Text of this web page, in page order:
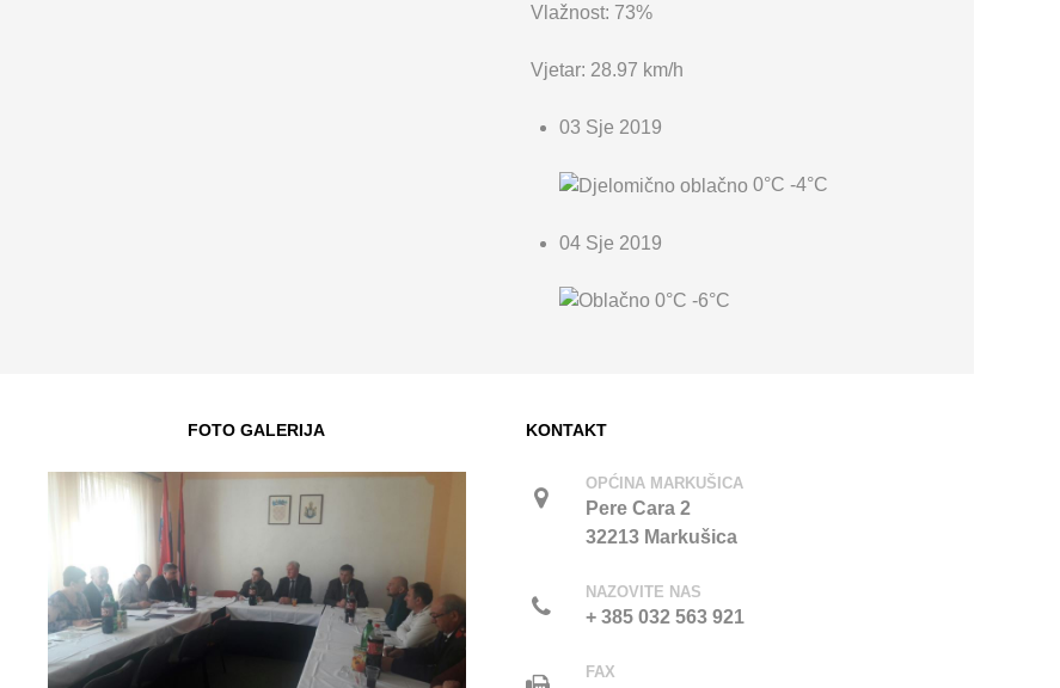
Vlažnost: 73%
Vjetar: 28.97 km/h
03 Sje 2019
0°C -4°C
04 Sje 2019
0°C -6°C
FOTO GALERIJA KONTAKT
OPĆINA MARKUŠICA
Pere Cara 2
32213 Markušica
NAZOVITE NAS
+ 385 032 563 921
FAX